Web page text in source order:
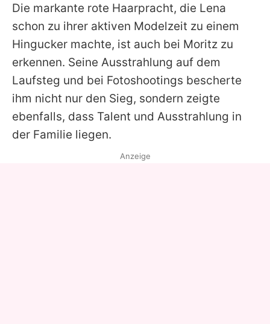
Die markante rote Haarpracht, die Lena
schon zu ihrer aktiven Modelzeit zu einem
Hingucker machte, ist auch bei Moritz zu
erkennen. Seine Ausstrahlung auf dem
Laufsteg und bei Fotoshootings bescherte
ihm nicht nur den Sieg, sondern zeigte
ebenfalls, dass Talent und Ausstrahlung in
der Familie liegen.
Anzeige